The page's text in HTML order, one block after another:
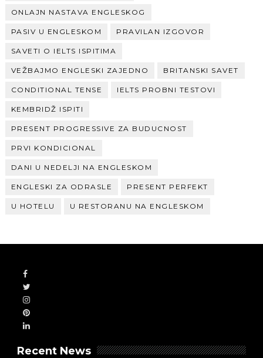
ONLAJN NASTAVA ENGLESKOG
PASIV U ENGLESKOM PRAVILAN IZGOVOR
SAVETI O IELTS ISPITIMA
VEŽBAJMO ENGLESKI ZAJEDNO BRITANSKI SAVET
CONDITIONAL TENSE IELTS PROBNI TESTOVI
KEMBRIDŽ ISPITI
PRESENT PROGRESSIVE ZA BUDUCNOST
PRVI KONDICIONAL
DANI U NEDELJI NA ENGLESKOM
ENGLESKI ZA ODRASLE PRESENT PERFEKT
U HOTELU U RESTORANU NA ENGLESKOM
Recent News